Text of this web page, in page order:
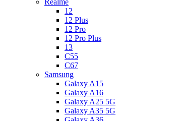
Realme
12
12 Plus
12 Pro
12 Pro Plus
13
C55
C67
Samsung
Galaxy A15
Galaxy A16
Galaxy A25 5G
Galaxy A35 5G